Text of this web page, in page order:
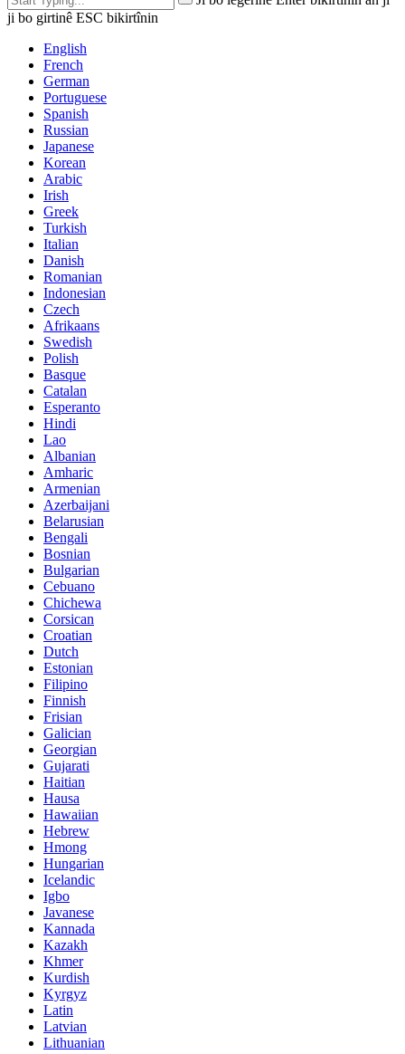
ji bo girtinê ESC bikirtînin
English
French
German
Portuguese
Spanish
Russian
Japanese
Korean
Arabic
Irish
Greek
Turkish
Italian
Danish
Romanian
Indonesian
Czech
Afrikaans
Swedish
Polish
Basque
Catalan
Esperanto
Hindi
Lao
Albanian
Amharic
Armenian
Azerbaijani
Belarusian
Bengali
Bosnian
Bulgarian
Cebuano
Chichewa
Corsican
Croatian
Dutch
Estonian
Filipino
Finnish
Frisian
Galician
Georgian
Gujarati
Haitian
Hausa
Hawaiian
Hebrew
Hmong
Hungarian
Icelandic
Igbo
Javanese
Kannada
Kazakh
Khmer
Kurdish
Kyrgyz
Latin
Latvian
Lithuanian